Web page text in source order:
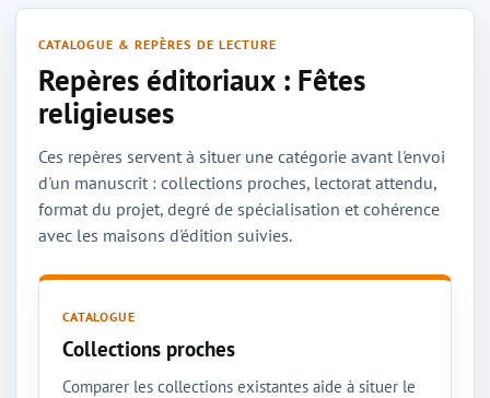
CATALOGUE & REPÈRES DE LECTURE
Repères éditoriaux : Fêtes
religieuses
Ces repères servent à situer une catégorie avant l'envoi
d'un manuscrit : collections proches, lectorat attendu,
format du projet, degré de spécialisation et cohérence
avec les maisons d'édition suivies.
CATALOGUE
Collections proches
Comparer les collections existantes aide à situer le